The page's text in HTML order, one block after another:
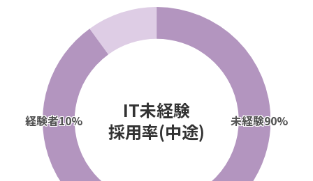
IT未経験
採用率(中途)
経験者10% 未経験90%